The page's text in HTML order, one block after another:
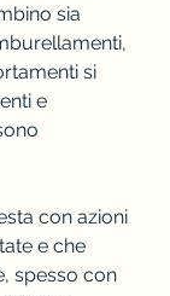
sia
si
e
con azioni
e che
spesso con